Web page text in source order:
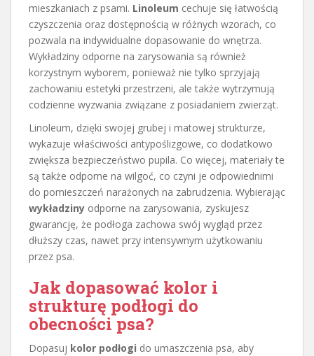
mieszkaniach z psami. Linoleum cechuje się łatwością
czyszczenia oraz dostępnością w różnych wzorach, co
pozwala na indywidualne dopasowanie do wnętrza.
Wykładziny odporne na zarysowania są również
korzystnym wyborem, ponieważ nie tylko sprzyjają
zachowaniu estetyki przestrzeni, ale także wytrzymują
codzienne wyzwania związane z posiadaniem zwierząt.
Linoleum, dzięki swojej grubej i matowej strukturze,
wykazuje właściwości antypoślizgowe, co dodatkowo
zwiększa bezpieczeństwo pupila. Co więcej, materiały te
są także odporne na wilgoć, co czyni je odpowiednimi
do pomieszczeń narażonych na zabrudzenia. Wybierając
wykładziny odporne na zarysowania, zyskujesz
gwarancję, że podłoga zachowa swój wygląd przez
dłuższy czas, nawet przy intensywnym użytkowaniu
przez psa.
Jak dopasować kolor i
strukturę podłogi do
obecności psa?
Dopasuj kolor podłogi do umaszczenia psa, aby